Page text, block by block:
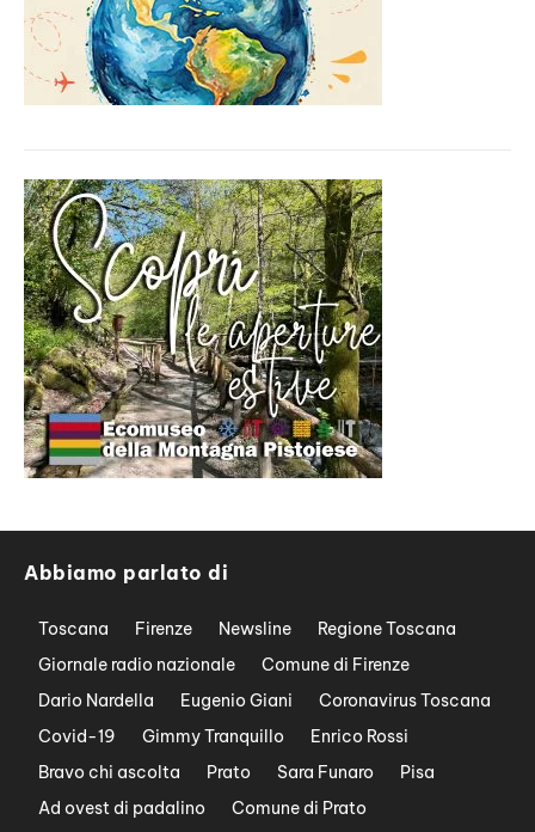
Abbiamo parlato di
Toscana Firenze Newsline
Regione Toscana
Giornale radio nazionale
Comune di Firenze
Dario Nardella
Eugenio Giani
Coronavirus Toscana
Covid-19
Gimmy Tranquillo
Enrico Rossi
Bravo chi ascolta
Prato Sara Funaro
Pisa
Ad ovest di padalino
Comune di Prato